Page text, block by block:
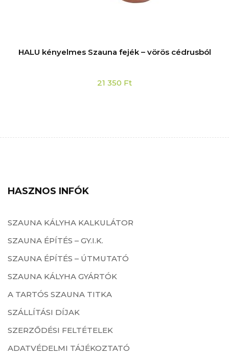
HALU kényelmes Szauna fejék – vörös cédrusból
21 350 Ft
HASZNOS INFÓK
SZAUNA KÁLYHA KALKULÁTOR
SZAUNA ÉPÍTÉS – GY.I.K.
SZAUNA ÉPÍTÉS – ÚTMUTATÓ
SZAUNA KÁLYHA GYÁRTÓK
A TARTÓS SZAUNA TITKA
SZÁLLÍTÁSI DÍJAK
SZERZŐDÉSI FELTÉTELEK
ADATVÉDELMI TÁJÉKOZTATÓ